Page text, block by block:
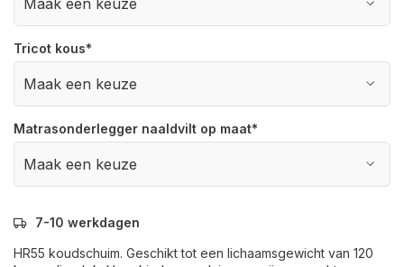
Tricot kous*
Matrasonderlegger naaldvilt op maat*
7-10 werkdagen
HR55 koudschuim. Geschikt tot een lichaamsgewicht van 120